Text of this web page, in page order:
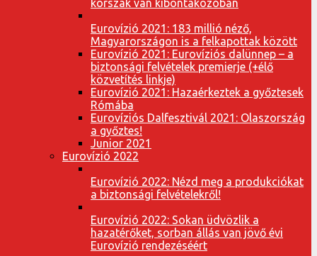
korszak van kibontakozóban
Eurovízió 2021: 183 millió néző,
Magyarországon is a felkapottak között
Eurovízió 2021: Eurovíziós dalünnep – a
biztonsági felvételek premierje (+élő
közvetítés linkje)
Eurovízió 2021: Hazaérkeztek a győztesek
Rómába
Eurovíziós Dalfesztivál 2021: Olaszország
a győztes!
Junior 2021
Eurovízió 2022
Eurovízió 2022: Nézd meg a produkciókat
a biztonsági felvételekről!
Eurovízió 2022: Sokan üdvözlik a
hazatérőket, sorban állás van jövő évi
Eurovízió rendezéséért